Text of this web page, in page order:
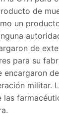
de
un
de
para su
encargaron
militar.